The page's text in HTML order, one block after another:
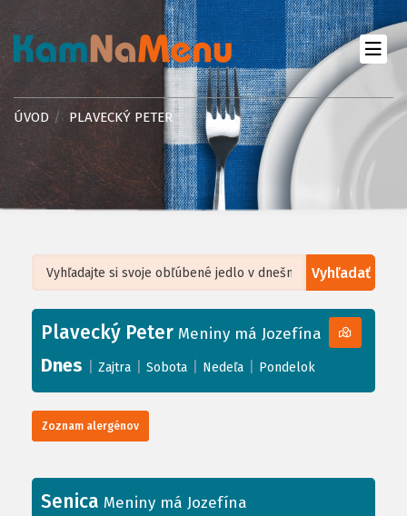
ÚVOD PLAVECKÝ PETER
Vyhľadať
+
−
Leaflet| ©OpenStreetMap, Tiles courtesy ofHumanitarian OpenStreetMap
Plavecký Peter Meniny má Jozefína
Dnes Zajtra Sobota Nedeľa Pondelok
Zoznam alergénov
Senica Meniny má Jozefína